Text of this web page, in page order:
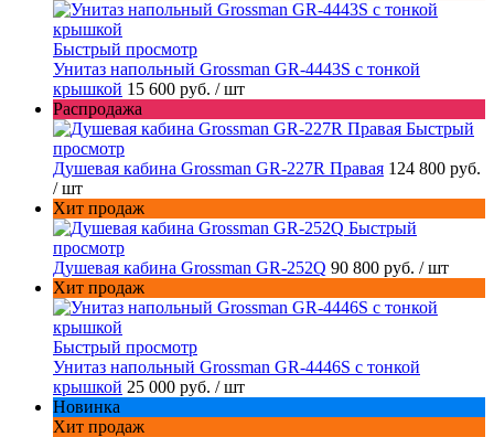
Быстрый просмотр
Унитаз напольный Grossman GR-4443S с тонкой
крышкой 15 600 руб. / шт
Распродажа
Быстрый
просмотр
Душевая кабина Grossman GR-227R Правая 124 800 руб.
/ шт
Хит продаж
Быстрый
просмотр
Душевая кабина Grossman GR-252Q 90 800 руб. / шт
Хит продаж
Быстрый просмотр
Унитаз напольный Grossman GR-4446S с тонкой
крышкой 25 000 руб. / шт
Новинка
Хит продаж